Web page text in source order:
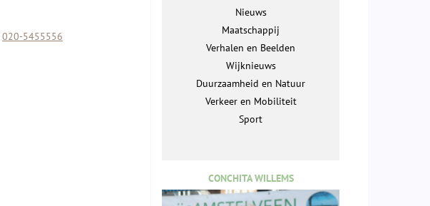
020-5455556
Nieuws
Maatschappij
Verhalen en Beelden
Wijknieuws
Duurzaamheid en Natuur
Verkeer en Mobiliteit
Sport
CONCHITA WILLEMS